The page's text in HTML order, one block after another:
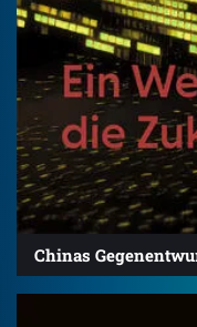
Chinas